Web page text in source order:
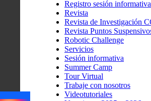
Registro sesión
Revista
Revista de Investigación
Revista Puntos
Robotic Challenge
Servicios
Sesión informativa
Summer Camp
Tour Virtual
Trabaje con nosotros
Videotutoriales